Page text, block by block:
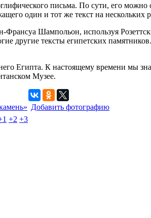
письма. По сути, его
один и тот же текст на нескольких
Шампольон, используя
другие тексты египетских
Египта. К настоящему времени мы
Музее.
Добавить фотографию
+2 +3